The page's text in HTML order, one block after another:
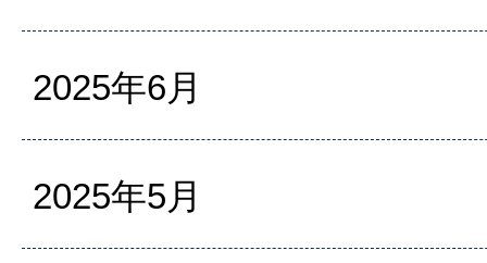
2025年6月
2025年5月